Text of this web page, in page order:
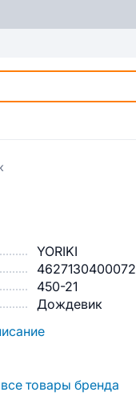
YORIKI
4627130400072
450-21
Дождевик
товары бренда